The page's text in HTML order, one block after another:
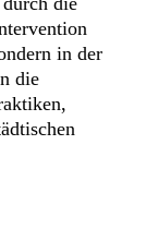
in der
die